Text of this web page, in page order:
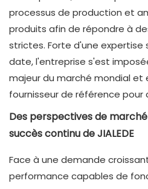
processus de production et
produits afin de répondre à
strictes. Forte d'une expertise
date, l'entreprise s'est
majeur du marché mondial et
fournisseur de référence pour
Des perspectives de
succès continu de JIALEDE
Face à une demande
performance capables de